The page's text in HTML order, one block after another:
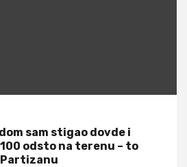
sam stigao dovde i
odsto na terenu – to
Partizanu